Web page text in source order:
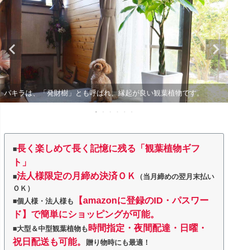
パキラは、「発財樹」とも呼ばれ、縁起が良い観葉植物です。
■長く楽しめて長く記憶に残る「観葉植物ギフ
ト」
■法人様限定の月締め決済ＯＫ
（当月締めの翌月末払い
ＯＫ）
■個人様・法人様も
【amazonに登録のID・パスワー
ド】で簡単にショッピングが可能。
■大型＆中型観葉植物も時間指定・夜間配達・日曜・
祝日配送も可能。
贈り物時にも最適！